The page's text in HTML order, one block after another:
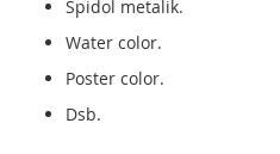
Spidol metalik.
Water color.
Poster color.
Dsb.